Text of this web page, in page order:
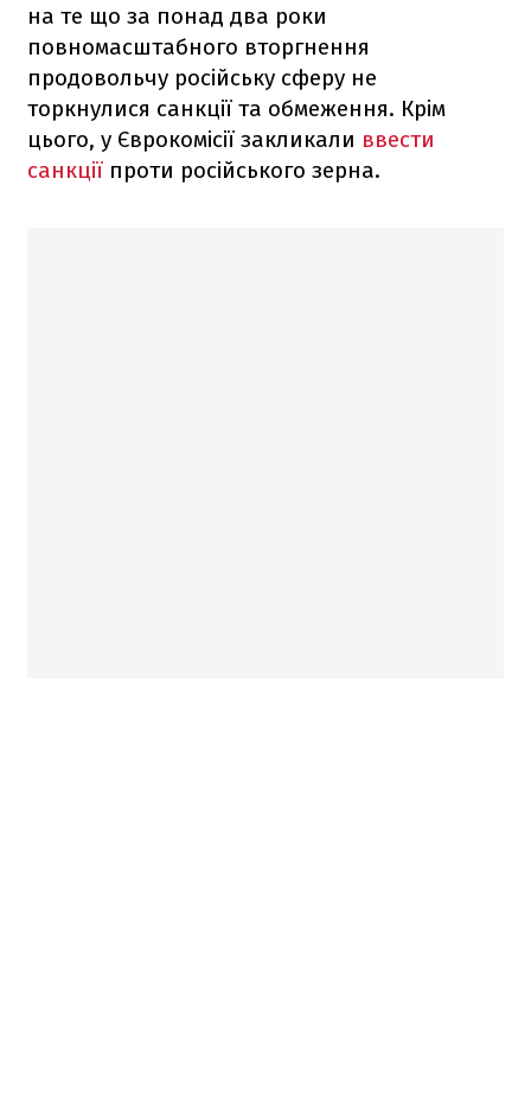
на те що за понад два роки
повномасштабного вторгнення
продовольчу російську сферу не
торкнулися санкції та обмеження. Крім
цього, у Єврокомісії закликали ввести
санкції проти російського зерна.